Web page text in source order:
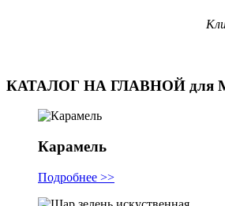
КАТАЛОГ НА ГЛАВНОЙ
Карамель
Подробнее >>